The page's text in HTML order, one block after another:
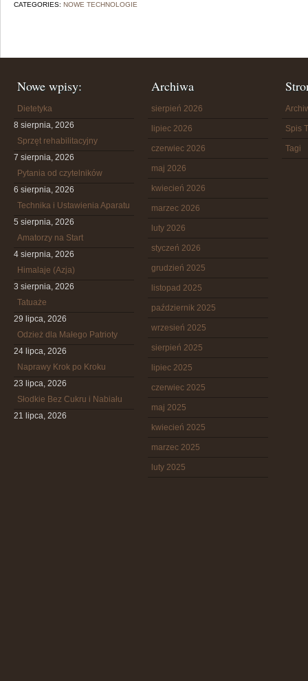
CATEGORIES: NOWE TECHNOLOGIE
Nowe wpisy:
Dietetyka
8 sierpnia, 2026
Sprzęt rehabilitacyjny
7 sierpnia, 2026
Pytania od czytelników
6 sierpnia, 2026
Technika i Ustawienia Aparatu
5 sierpnia, 2026
Amatorzy na Start
4 sierpnia, 2026
Himalaje (Azja)
3 sierpnia, 2026
Tatuaże
29 lipca, 2026
Odzież dla Małego Patrioty
24 lipca, 2026
Naprawy Krok po Kroku
23 lipca, 2026
Słodkie Bez Cukru i Nabiału
21 lipca, 2026
Archiwa
sierpień 2026
lipiec 2026
czerwiec 2026
maj 2026
kwiecień 2026
marzec 2026
luty 2026
styczeń 2026
grudzień 2025
listopad 2025
październik 2025
wrzesień 2025
sierpień 2025
lipiec 2025
czerwiec 2025
maj 2025
kwiecień 2025
marzec 2025
luty 2025
Spis
Tagi